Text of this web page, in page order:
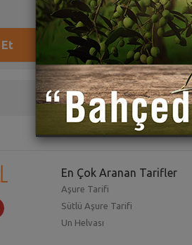
En Çok Aranan Tarifler
Aşure Tarifi
Sütlü Aşure Tarifi
Un Helvası